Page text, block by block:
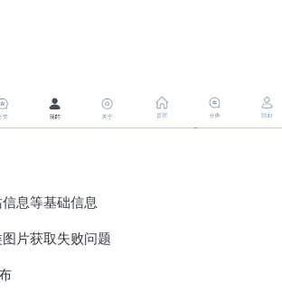
息等基础信息
片获取失败问题